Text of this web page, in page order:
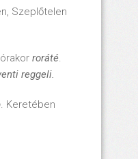
Szeplőtelen
roráté.
reggeli.
. Keretében